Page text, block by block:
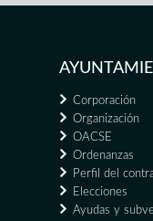
Corporación
Organización
OACSE
Ordenanzas
Perfil del
Elecciones
Ayudas y